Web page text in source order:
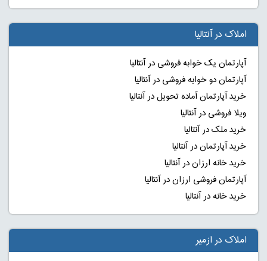
املاک در آنتالیا
آپارتمان یک خوابه فروشی در آنتالیا
آپارتمان دو خوابه فروشی در آنتالیا
خرید آپارتمان آماده تحویل در آنتالیا
ویلا فروشی در آنتالیا
خرید ملک در آنتالیا
خرید آپارتمان در آنتالیا
خرید خانه ارزان در آنتالیا
آپارتمان فروشی ارزان در آنتالیا
خرید خانه در آنتالیا
املاک در ازمیر